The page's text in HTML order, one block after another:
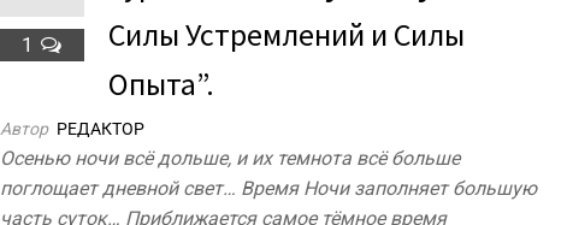
1
Силы Устремлений и Силы
Опыта”​.
Автор РЕДАКТОР
Осенью ночи всё дольше, и их темнота всё больше
поглощает дневной свет… Время Ночи заполняет большую
часть суток… Приближается самое тёмное время